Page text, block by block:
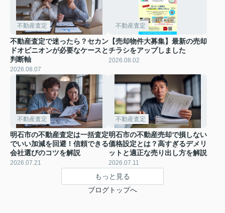
不動産査定
不動産査定で迷ったら？セカン
ドオピニオンが必要なケースと
判断軸
2026.08.07
不動産査定
【売却物件大募集】最新の売却
チラシをアップしました
2026.08.02
不動産査定
明石市の不動産査定は一括査定
でいい加減を回避！信頼できる
会社選びのコツを解説
2026.07.21
不動産査定
明石市の不動産売却で損しない
価格設定とは？高すぎるデメリ
ットと適正な売り出し方を解説
2026.07.11
もっと見る
ブログトップへ